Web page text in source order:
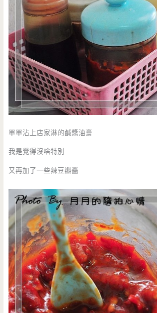
單單沾上店家淋的鹹醬油膏
我是覺得沒啥特別
又再加了一些辣豆瓣醬